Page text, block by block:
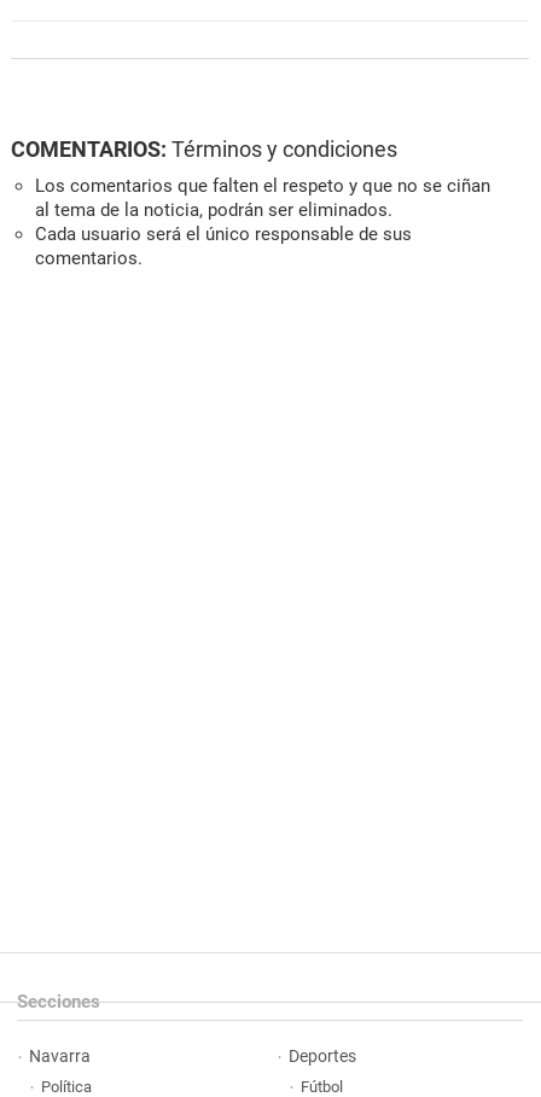
COMENTARIOS: Términos y condiciones
Los comentarios que falten el respeto y que no se ciñan
al tema de la noticia, podrán ser eliminados.
Cada usuario será el único responsable de sus
comentarios.
Secciones
Navarra
Política
Deportes
Fútbol